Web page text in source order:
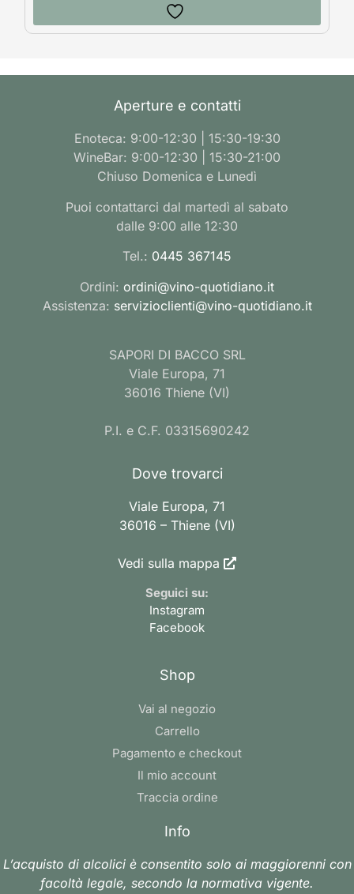
Aperture e contatti
Enoteca: 9:00-12:30 | 15:30-19:30
WineBar: 9:00-12:30 | 15:30-21:00
Chiuso Domenica e Lunedì
Puoi contattarci dal martedì al sabato
dalle 9:00 alle 12:30
Tel.: 0445 367145
Ordini: ordini@vino-quotidiano.it
Assistenza: servizioclienti@vino-quotidiano.it
SAPORI DI BACCO SRL
Viale Europa, 71
36016 Thiene (VI)
P.I. e C.F. 03315690242
Dove trovarci
Viale Europa, 71
36016 – Thiene (VI)
Vedi sulla mappa
Seguici su:
Instagram
Facebook
Shop
Vai al negozio
Carrello
Pagamento e checkout
Il mio account
Traccia ordine
Info
L’acquisto di alcolici è consentito solo ai maggiorenni con
facoltà legale, secondo la normativa vigente.